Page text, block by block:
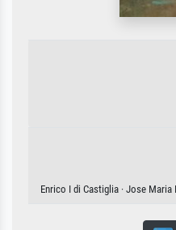
Enrico I di Castiglia · Jose